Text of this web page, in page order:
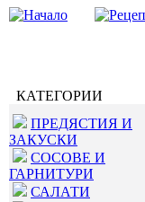
КАТЕГОРИИ
ПРЕДЯСТИЯ И
ЗАКУСКИ
СОСОВЕ И
ГАРНИТУРИ
САЛАТИ